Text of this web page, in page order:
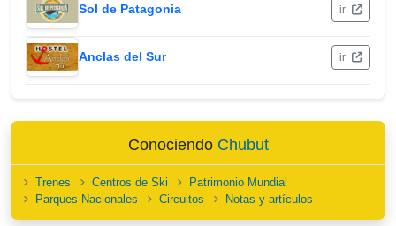
Sol de Patagonia ir
Anclas del Sur ir
Conociendo Chubut
Trenes Centros de Ski
Patrimonio Mundial
Parques Nacionales
Circuitos Notas y artículos